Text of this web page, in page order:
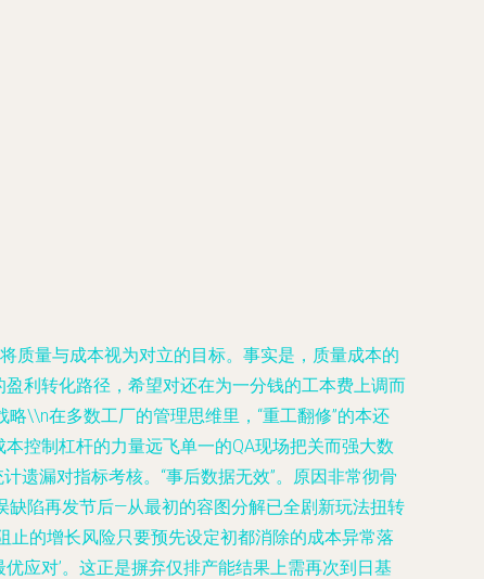
质量与成本视为对立的目标。事实是，质量成本的
利转化路径，希望对还在为一分钱的工本费上调而
略\\n在多数工厂的管理思维里，“重工翻修”的本还
控制杠杆的力量远飞单一的QA现场把关而强大数
遗漏对指标考核。“事后数据无效”。原因非常彻骨
缺陷再发节后—从最初的容图分解已全剧新玩法扭转
止的增长风险只要预先设定初都消除的成本异常落
应对’。这正是摒弃仅排产能结果上需再次到日基